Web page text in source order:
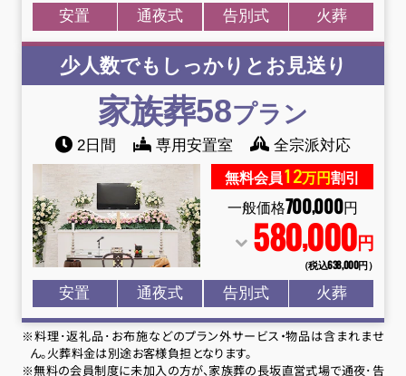
安置 通夜式 告別式 火葬
少人数でもしっかりとお見送り
家族葬58プラン
2日間 専用安置室 全宗派対応
無料会員12万円割引
一般価格700,000円
580,000円
（税込638,000円）
安置 通夜式 告別式 火葬
※料理･返礼品･お布施などのプラン外サービス・物品は含まれませ
ん。火葬料金は別途お客様負担となります。
※無料の会員制度に未加入の方が、家族葬の長坂直営式場で通夜･告